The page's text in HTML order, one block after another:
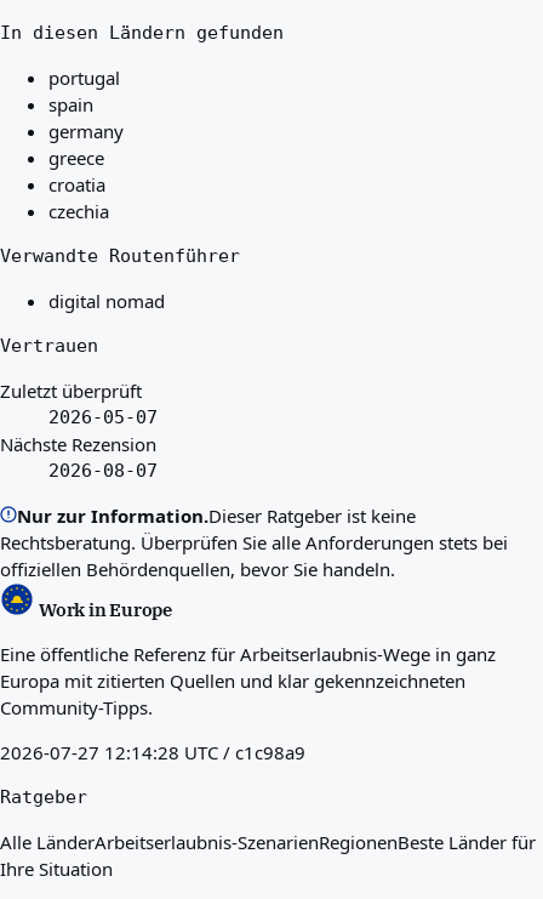
In diesen Ländern gefunden
portugal
spain
germany
greece
croatia
czechia
Verwandte Routenführer
digital nomad
Vertrauen
Zuletzt überprüft
2026-05-07
Nächste Rezension
2026-08-07
Nur zur Information.Dieser Ratgeber ist keine
Rechtsberatung. Überprüfen Sie alle Anforderungen stets bei
offiziellen Behördenquellen, bevor Sie handeln.
Work in Europe
Eine öffentliche Referenz für Arbeitserlaubnis-Wege in ganz
Europa mit zitierten Quellen und klar gekennzeichneten
Community-Tipps.
2026-07-27 12:14:28 UTC / c1c98a9
Ratgeber
Alle LänderArbeitserlaubnis-SzenarienRegionenBeste Länder für
Ihre Situation